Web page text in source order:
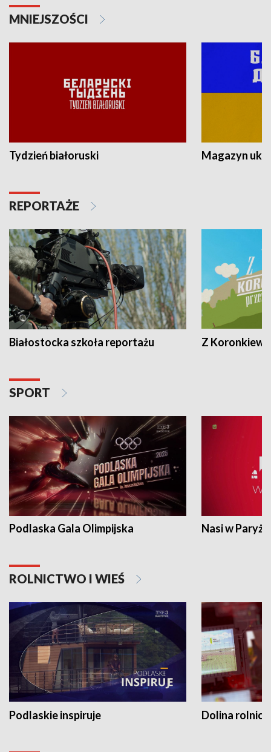
MNIEJSZOŚCI
Tydzień białoruski Magazyn
REPORTAŻE
Białostocka szkoła reportażu Z
SPORT
Podlaska Gala Olimpijska Nasi w Paryżu
ROLNICTWO I WIEŚ
Podlaskie inspiruje Dolina